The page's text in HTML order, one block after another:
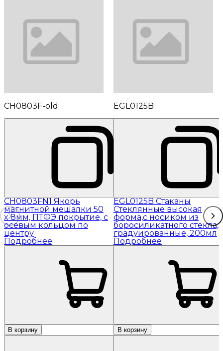
CH0803F-old
CH0803FN1 Якорь
магнитной мешалки 50
x 8мм, ПТФЭ покрытие, с
осевым кольцом по
центру
Подробнее
В корзину
EGL0125B
EGL0125B Стаканы
Стеклянные высокая
форма,с носиком из
боросиликатного стекла,
градуированные, 200мл
Подробнее
В корзину